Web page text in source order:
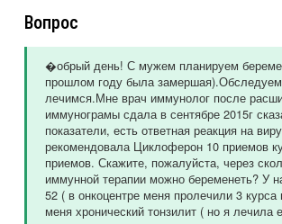
Вопрос
�обрый день! С мужем планируем
прошлом году была
лечимся.Мне врач иммунолог после
иммунограмы сдала в сентябре 2015г
показатели, есть ответная реакция на
рекомендовала Циклоферон 10 приемов
приемов. Скажите, пожалуйста, через
иммунной терапии можно беременеть? У
52 ( в онкоцентре меня пролечили 3
меня хронический тонзилит ( но я лечила